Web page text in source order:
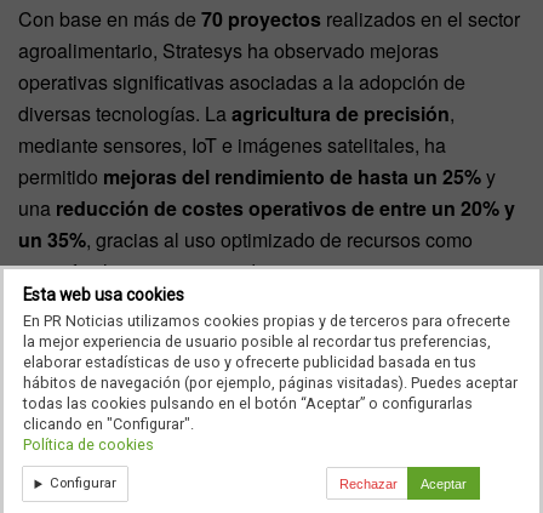
Con base en más de 70 proyectos realizados en el sector
agroalimentario, Stratesys ha observado mejoras
operativas significativas asociadas a la adopción de
diversas tecnologías. Laagricultura de precisión,
mediante sensores, IoT e imágenes satelitales, ha
permitido mejoras del rendimiento de hasta un 25%y
una reducción de costes operativos de entre un 20% y
un 35%, gracias al uso optimizado de recursos como
agua, fertilizantes y pesticidas.
La implementación demaquinaria autónoma y drones
ha reducido los tiempos operativos en campo entre un
20% y un 40%, aumentando la eficiencia de las labores
agrícolas. Por su parte, losmodelos de análisis de datos
y previsiónhan mejorado hasta en un
planificación
de la producción, la gestión de stocks y la
Esta web usa cookies
En PR Noticias utilizamos cookies propias y de terceros para ofrecerte
la mejor experiencia de usuario posible al recordar tus preferencias,
elaborar estadísticas de uso y ofrecerte publicidad basada en tus
hábitos de navegación (por ejemplo, páginas visitadas). Puedes aceptar
todas las cookies pulsando en el botón “Aceptar” o configurarlas
clicando en "Configurar".
Política de cookies
Configurar Rechazar Aceptar